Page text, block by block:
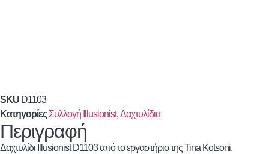
SKU D1103
Κατηγορίες Συλλογή Illusionist,Δαχτυλίδια
Περιγραφή
Δαχτυλίδι Illusionist D1103 από το εργαστήριο της Tina Kotsoni.